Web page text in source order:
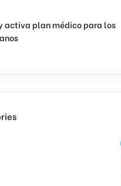
activa plan médico para los